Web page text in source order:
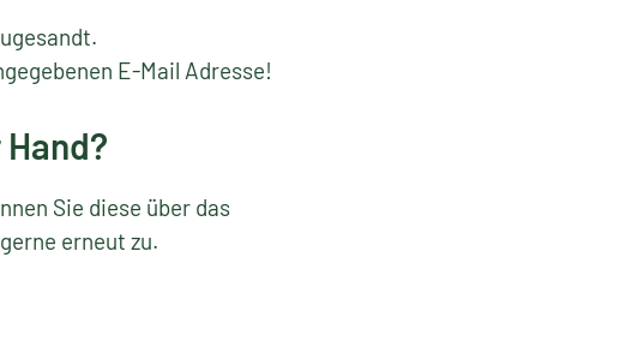
E-Mail Adresse!
Sie diese über das
erneut zu.